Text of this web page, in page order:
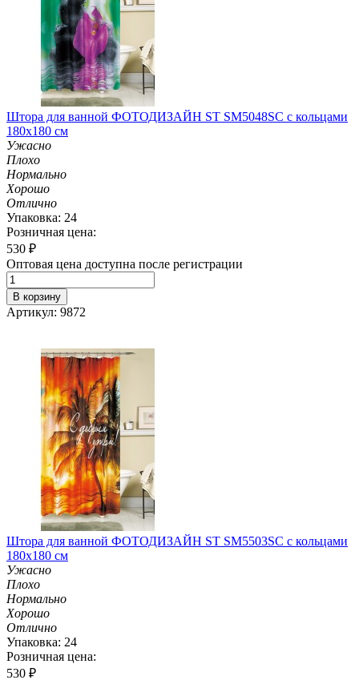
Штора для ванной ФОТОДИЗАЙН ST SM5048SC с кольцами
180х180 см
Ужасно
Плохо
Нормально
Хорошо
Отлично
Упаковка: 24
Розничная цена:
530 ₽
Оптовая цена доступна после регистрации
В корзину
Артикул: 9872
Штора для ванной ФОТОДИЗАЙН ST SM5503SC с кольцами
180х180 см
Ужасно
Плохо
Нормально
Хорошо
Отлично
Упаковка: 24
Розничная цена:
530 ₽